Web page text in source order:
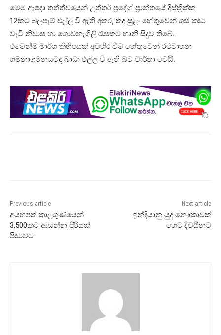
මෙම ආපදා තත්ත්වයෙන් උත්තර් ප්‍රදේශ් ප්‍රාන්තයේ දිස්ත්‍රික්ක
12කට බලපෑම් එල්ල වී ඇති අතර, තද සුළං හේතුවෙන් ගස් කඩා
වැටී නිවාස හා ගොඩනැගිලි රැසකට හානි සිදුව තිබේ.
එමෙන්ම මාර්ග කිහිපයක් අවහිර වීම හේතුවෙන් රථවාහන
ගමනාගමනයටද බාධා එල්ල වී ඇති බව වාර්තා වෙයි.
Previous article
අයහපත් කාලගුණයෙන්
3,500කට ආසන්න පිරිසක්
පීඩාවට
Next article
ඉන්දියානු යුද නෞකාවක්
හෙට දිවයිනට